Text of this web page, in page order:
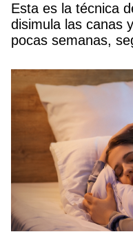
Esta es la técnica
disimula las canas
pocas semanas,